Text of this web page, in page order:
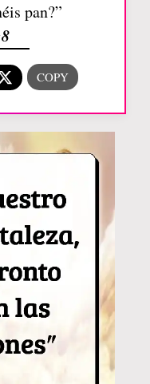
pan?”